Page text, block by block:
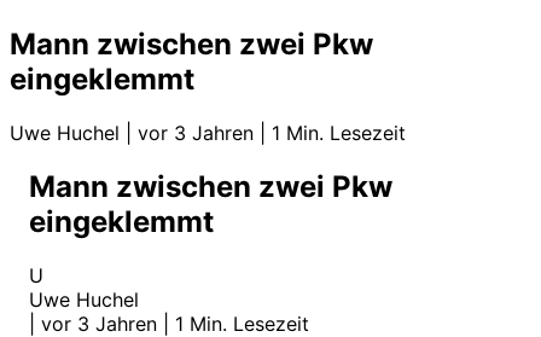
Mann zwischen zwei Pkw
eingeklemmt
Uwe Huchel vor 3 Jahren 1 Min. Lesezeit
Mann zwischen zwei Pkw
eingeklemmt
U
Uwe Huchel
vor 3 Jahren 1 Min. Lesezeit